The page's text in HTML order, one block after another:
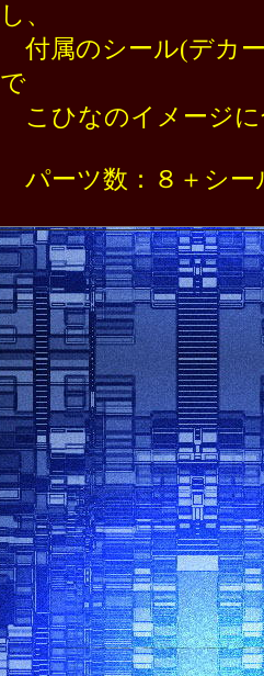
し、
付属のシール(デカ
で
こひなのイメージに
パーツ数：８＋シー